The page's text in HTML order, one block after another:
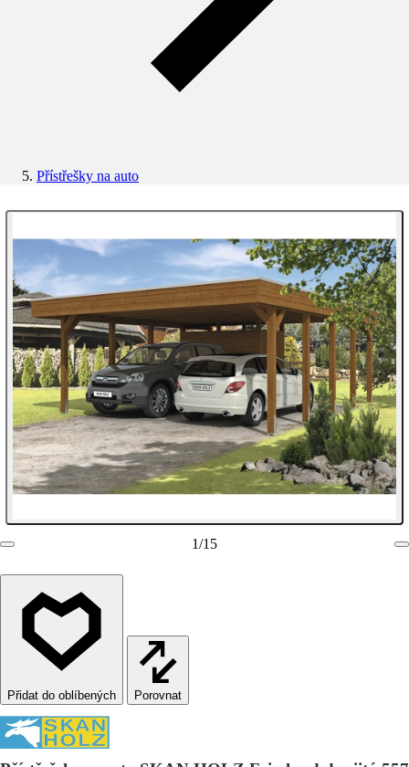
Přístřešky na auto
1/15
Porovnat